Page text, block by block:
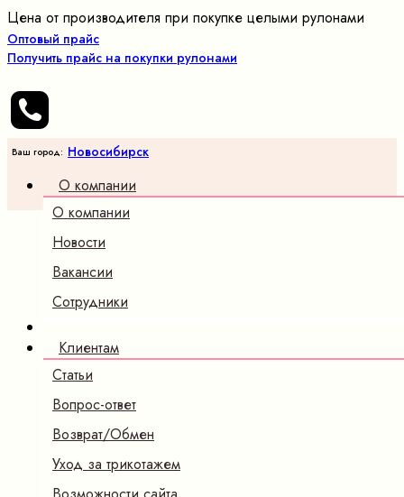
Цена от производителя при покупке целыми рулонами
Оптовый прайс
Получить прайс на покупки рулонами
Ваш город: Новосибирск
О компании
О компании
Новости
Вакансии
Сотрудники
Клиентам
Статьи
Вопрос-ответ
Возврат/Обмен
Уход за трикотажем